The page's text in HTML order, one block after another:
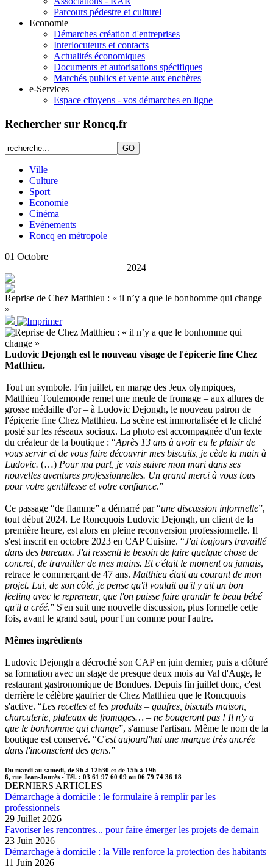
Parcours pédestre et culturel
Economie
Démarches création d'entreprises
Interlocuteurs et contacts
Actualités économiques
Documents et autorisations spécifiques
Marchés publics et vente aux enchères
e-Services
Espace citoyens - vos démarches en ligne
Rechercher sur Roncq.fr
Ville
Culture
Sport
Economie
Cinéma
Evénements
Roncq en métropole
01 Octobre
2024
Reprise de Chez Matthieu : « il n’y a que le bonhomme qui change
»
Ludovic Dejongh est le nouveau visage de l'épicerie fine Chez
Matthieu.
Tout un symbole. Fin juillet, en marge des Jeux olympiques,
Matthieu Toulemonde remet une meule de fromage – aux allures de
grosse médaille d'or – à Ludovic Dejongh, le nouveau patron de
l'épicerie fine Chez Matthieu. La scène est immortalisée et le cliché
posté sur les réseaux sociaux. La photo est accompagnée d'un texte
du créateur de la boutique : “Après 13 ans à avoir eu le plaisir de
vous servir et de vous faire découvrir mes biscuits, je cède la main à
Ludovic. (…) Pour ma part, je vais suivre mon mari dans ses
nouvelles aventures professionnelles. Un grand merci à vous tous
pour votre gentillesse et votre confiance.”
Ce passage “de flamme” a démarré par “une discussion informelle”,
tout début 2024. Le Roncquois Ludovic Dejongh, un client de la
première heure, est alors en pleine reconversion professionnelle. Il
s'est inscrit en octobre 2023 en CAP Cuisine. “J'ai toujours travaillé
dans des bureaux. J'ai ressenti le besoin de faire quelque chose de
concret, de travailler de mes mains. Et c'était le moment ou jamais,
retrace le commerçant de 47 ans. Matthieu était au courant de mon
projet. Lui, de son côté, je pense qu'il voulait qu'il y ait un bon
feeling avec le repreneur, que l'on puisse faire grandir le beau bébé
qu'il a créé.” S'en suit une nouvelle discussion, plus formelle cette
fois, avant le grand saut, pour l'un comme pour l'autre.
Mêmes ingrédients
Ludovic Dejongh a décroché son CAP en juin dernier, puis a clôturé
sa formation avec un stage de presque deux mois au Val d'Auge, le
restaurant gastronomique de Bondues. Depuis fin juillet donc, c'est
derrière le célèbre gaufrier de Chez Matthieu que le Roncquois
s'active. “Les recettes et les produits – gaufres, biscuits maison,
charcuterie, plateaux de fromages… – ne bougeront pas ! Il n'y a
que le bonhomme qui change”, s'amuse l'artisan. Même le nom de la
boutique est conservé. “C'est aujourd'hui une marque très ancrée
dans l'inconscient des gens.”
Du mardi au samedi, de 9h à 12h30 et de 15h à 19h
6, rue Jean-Jaurès - Tél. : 03 61 97 60 09 ou 06 79 74 36 18
DERNIERS ARTICLES
Démarchage à domicile : le formulaire à remplir par les
professionnels
29 Juillet 2026
Favoriser les rencontres... pour faire émerger les projets de demain
23 Juin 2026
Démarchage à domicile : la Ville renforce la protection des habitants
11 Juin 2026